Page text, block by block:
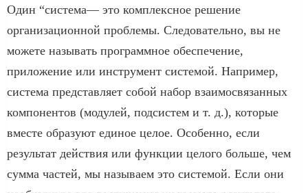
Один “система— это комплексное решение
организационной проблемы. Следовательно, вы не
можете называть программное обеспечение,
приложение или инструмент системой. Например,
система представляет собой набор взаимосвязанных
компонентов (модулей, подсистем и т. д.), которые
вместе образуют единое целое. Особенно, если
результат действия или функции целого больше, чем
сумма частей, мы называем это системой. Если они